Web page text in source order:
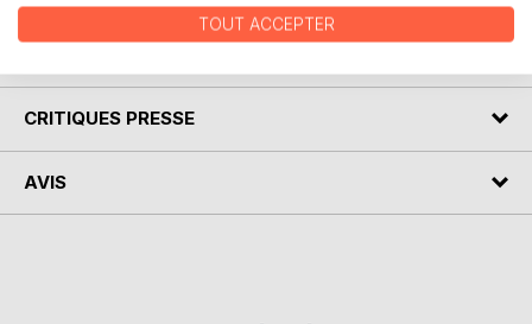
CRITIQUES PRESSE
AVIS
TOUT ACCEPTER